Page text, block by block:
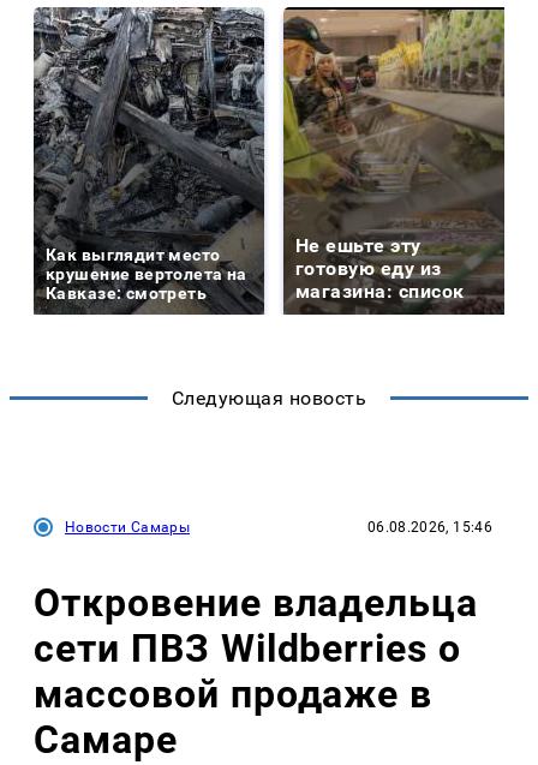
Как выглядит место
крушение вертолета на
Кавказе: смотреть
Не ешьте эту
готовую еду из
магазина: список
Следующая новость
Новости Самары 06.08.2026, 15:46
Откровение владельца
сети ПВЗ Wildberries о
массовой продаже в
Самаре